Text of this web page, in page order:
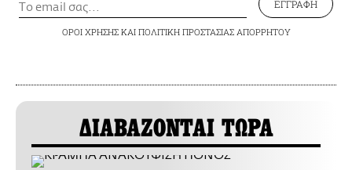
ΕΓΓΡΑΦΗ
ΟΡΟΙ ΧΡΗΣΗΣΚΑΙ ΠΟΛΙΤΙΚΗ ΠΡΟΣΤΑΣΙΑΣ ΑΠΟΡΡΗΤΟΥ
ΔΙΑΒΑΖΟΝΤΑΙ ΤΩΡΑ